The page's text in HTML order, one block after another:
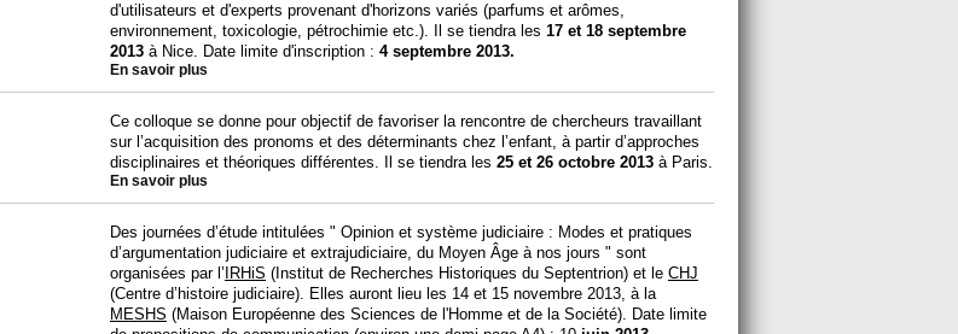
d'utilisateurs et d'experts provenant d'horizons variés (parfums et arômes,
environnement, toxicologie, pétrochimie etc.). Il se tiendra les 17 et 18 septembre
2013 à Nice. Date limite d'inscription : 4 septembre 2013.
En savoir plus
Ce colloque se donne pour objectif de favoriser la rencontre de chercheurs travaillant
sur l’acquisition des pronoms et des déterminants chez l’enfant, à partir d’approches
disciplinaires et théoriques différentes. Il se tiendra les 25 et 26 octobre 2013 à Paris.
En savoir plus
Des journées d’étude intitulées " Opinion et système judiciaire : Modes et pratiques
d’argumentation judiciaire et extrajudiciaire, du Moyen Âge à nos jours " sont
organisées par l’ IRHiS (Institut de Recherches Historiques du Septentrion) et le CHJ
(Centre d’histoire judiciaire). Elles auront lieu les 14 et 15 novembre 2013, à la
MESHS (Maison Européenne des Sciences de l'Homme et de la Société). Date limite